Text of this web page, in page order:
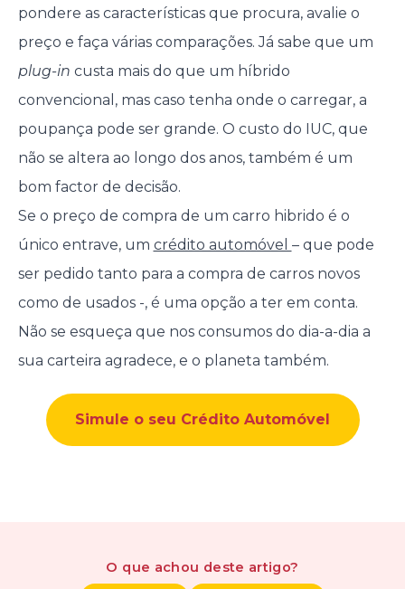
pondere as características que procura, avalie o
preço e faça várias comparações. Já sabe que um
plug-in custa mais do que um híbrido
convencional, mas caso tenha onde o carregar, a
poupança pode ser grande. O custo do IUC, que
não se altera ao longo dos anos, também é um
bom factor de decisão.
Se o preço de compra de um carro hibrido é o
único entrave, um crédito automóvel – que pode
ser pedido tanto para a compra de carros novos
como de usados -, é uma opção a ter em conta.
Não se esqueça que nos consumos do dia-a-dia a
sua carteira agradece, e o planeta também.
Simule o seu Crédito Automóvel
O que achou deste artigo?